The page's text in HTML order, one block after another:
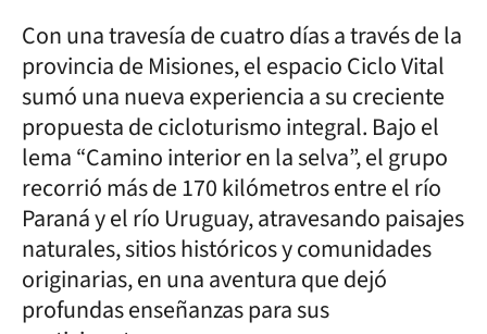
Con una travesía de cuatro días a través de la
provincia de Misiones, el espacio Ciclo Vital
sumó una nueva experiencia a su creciente
propuesta de cicloturismo integral. Bajo el
lema “Camino interior en la selva”, el grupo
recorrió más de 170 kilómetros entre el río
Paraná y el río Uruguay, atravesando paisajes
naturales, sitios históricos y comunidades
originarias, en una aventura que dejó
profundas enseñanzas para sus